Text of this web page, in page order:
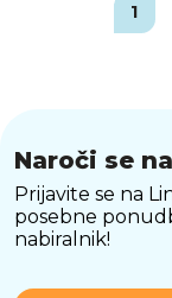
1
Naroči se
Prijavite se na
posebne
nabiralnik!